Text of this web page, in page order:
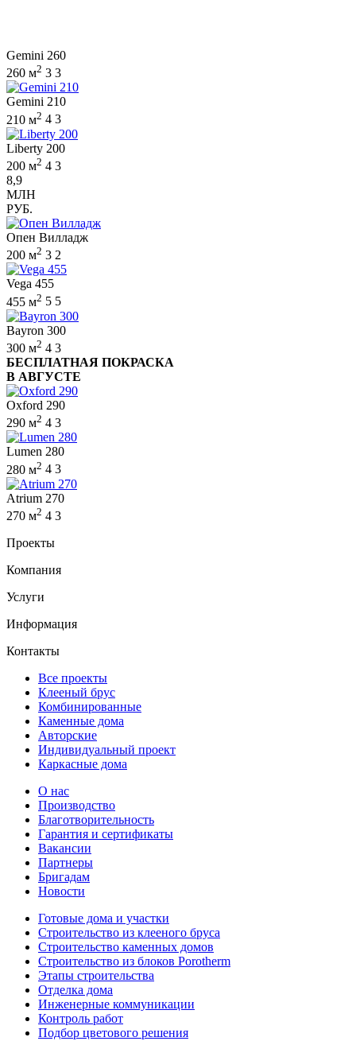
Gemini 260
260 м2 3 3
Gemini 210
210 м2 4 3
Liberty 200
200 м2 4 3
8,9
МЛН
РУБ.
Опен Вилладж
200 м2 3 2
Vega 455
455 м2 5 5
Bayron 300
300 м2 4 3
БЕСПЛАТНАЯ ПОКРАСКА
В АВГУСТЕ
Oxford 290
290 м2 4 3
Lumen 280
280 м2 4 3
Atrium 270
270 м2 4 3
Проекты
Компания
Услуги
Информация
Контакты
Все проекты
Клееный брус
Комбинированные
Каменные дома
Авторские
Индивидуальный проект
Каркасные дома
О нас
Производство
Благотворительность
Гарантия и сертификаты
Вакансии
Партнеры
Бригадам
Новости
Готовые дома и участки
Строительство из клееного бруса
Строительство каменных домов
Строительство из блоков Porotherm
Этапы строительства
Отделка дома
Инженерные коммуникации
Контроль работ
Подбор цветового решения